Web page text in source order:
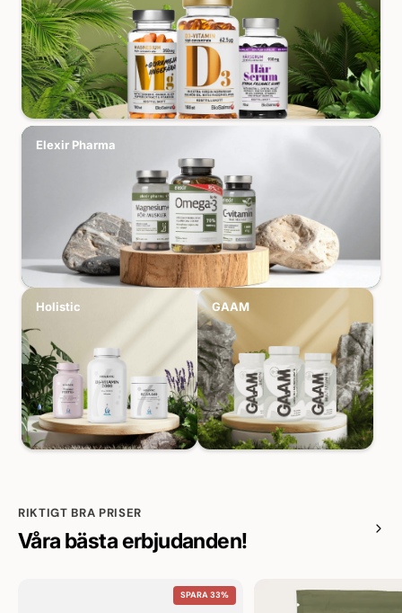
Elexir Pharma
Holistic GAAM
RIKTIGT BRA PRISER
Våra bästa erbjudanden!
SPARA 33%